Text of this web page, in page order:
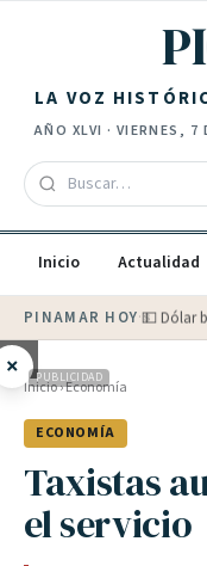
LA VOZ
AÑO XLVI · VIERNES, 7
Inicio Actualidad
PINAMAR HOY·💵 Dólar
× PUBLICIDAD
Inicio›Economía
ECONOMÍA
Taxistas
el servicio